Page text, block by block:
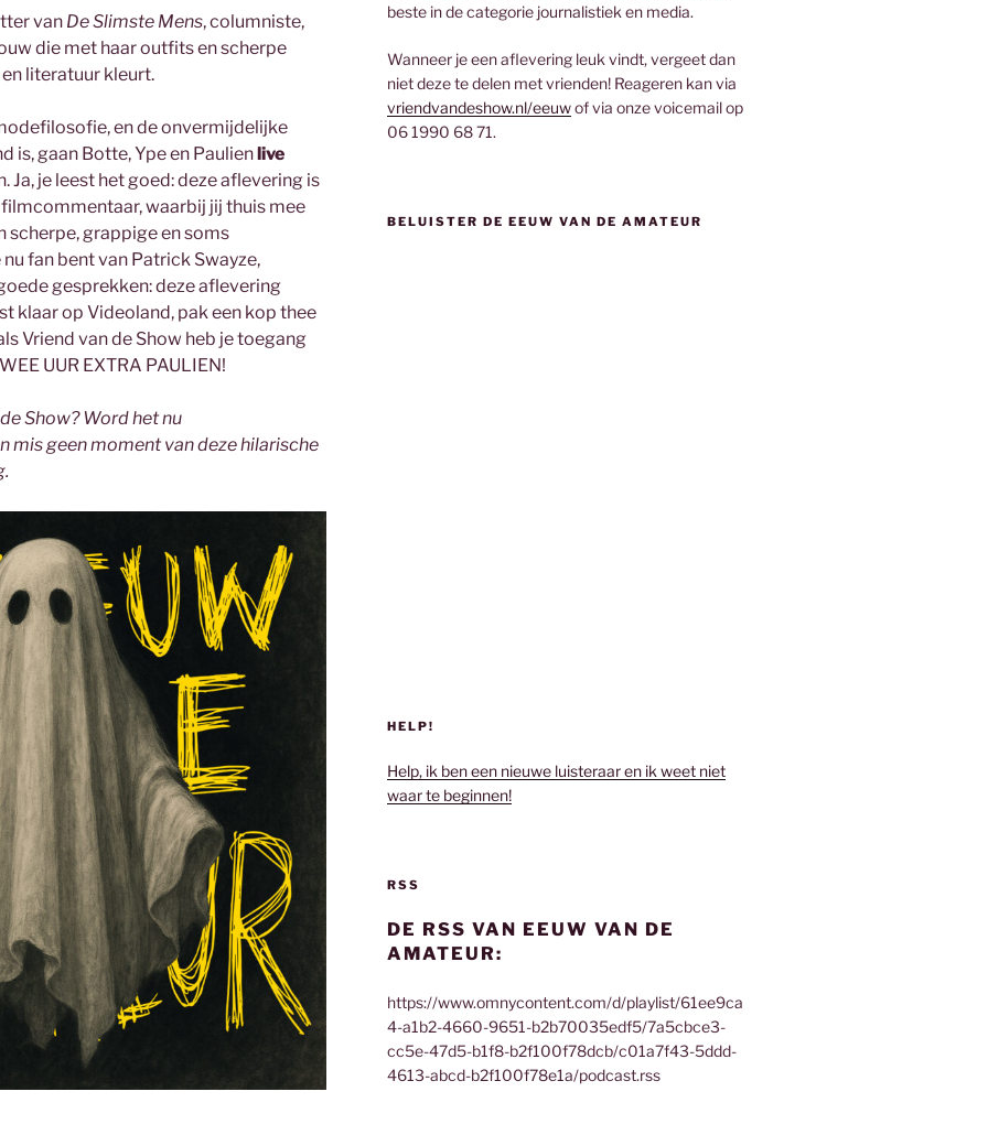
van De Slimste Mens, columniste,
die met haar outfits en scherpe
literatuur kleurt.
en de onvermijdelijke
is, gaan Botte, Ype en Paulienlive
Ja, je leest het goed: deze aflevering is
waarbij jij thuis mee
scherpe, grappige en soms
fan bent van Patrick Swayze,
gesprekken: deze aflevering
klaar op Videoland, pak een kop thee
Vriend van de Show heb je toegang
UUR EXTRA PAULIEN!
Show? Word het nu
mis geen moment van deze hilarische
beste in de categorie journalistiek en media.
Wanneer je een aflevering leuk vindt, vergeet dan
niet deze te delen met vrienden! Reageren kan via
vriendvandeshow.nl/eeuwof via onze voicemail op
06 1990 68 71.
BELUISTER DE EEUW VAN DE AMATEUR
HELP!
Help, ik ben een nieuwe luisteraar en ik weet niet
waar te beginnen!
RSS
DE RSS VAN EEUW VAN DE
AMATEUR:
https://www.omnycontent.com/d/playlist/61ee9ca
4-a1b2-4660-9651-b2b70035edf5/7a5cbce3-
cc5e-47d5-b1f8-b2f100f78dcb/c01a7f43-5ddd-
4613-abcd-b2f100f78e1a/podcast.rss